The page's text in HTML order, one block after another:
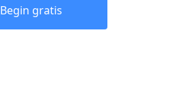
Begin gratis